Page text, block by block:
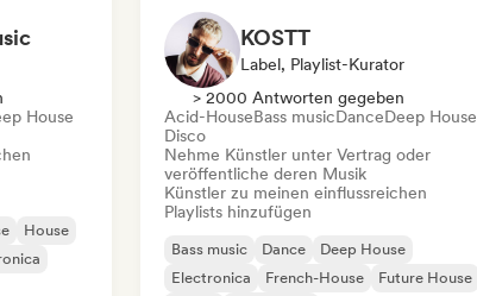
House
House
KOSTT
Label, Playlist-Kurator
> 2000 Antworten gegeben
Acid-HouseBass musicDanceDeep House
Disco
Nehme Künstler unter Vertrag oder
veröffentliche deren Musik
Künstler zu meinen einflussreichen
Playlists hinzufügen
Bass music Dance
Deep House
Electronica
French-House
Future House